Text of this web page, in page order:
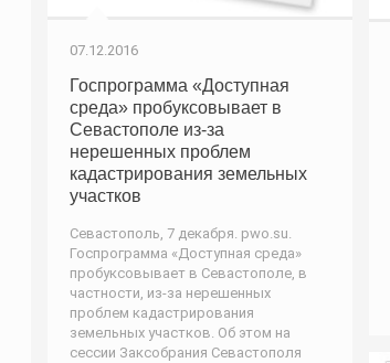
07.12.2016
Госпрограмма «Доступная
среда» пробуксовывает в
Севастополе из-за
нерешенных проблем
кадастрирования земельных
участков
Севастополь, 7 декабря. pwo.su.
Госпрограмма «Доступная среда»
пробуксовывает в Севастополе, в
частности, из-за нерешенных
проблем кадастрирования
земельных участков. Об этом на
сессии Заксобрания Севастополя